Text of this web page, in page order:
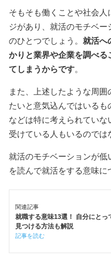
そもそも働くことや社会
ジがあり、就活のモチベ
のひとつでしょう。 就活へ
かりと業界や企業を調べる
てしまうからです。
また、上述したような周
たいと意気込んではいる
などは特に考えられてい
受けている人もいるのでは
就活のモチベーションが
を読んで就活をする意味に
関連記事
就職する意味13選！ 自分にとっ
見つける方法も解説
記事を読む